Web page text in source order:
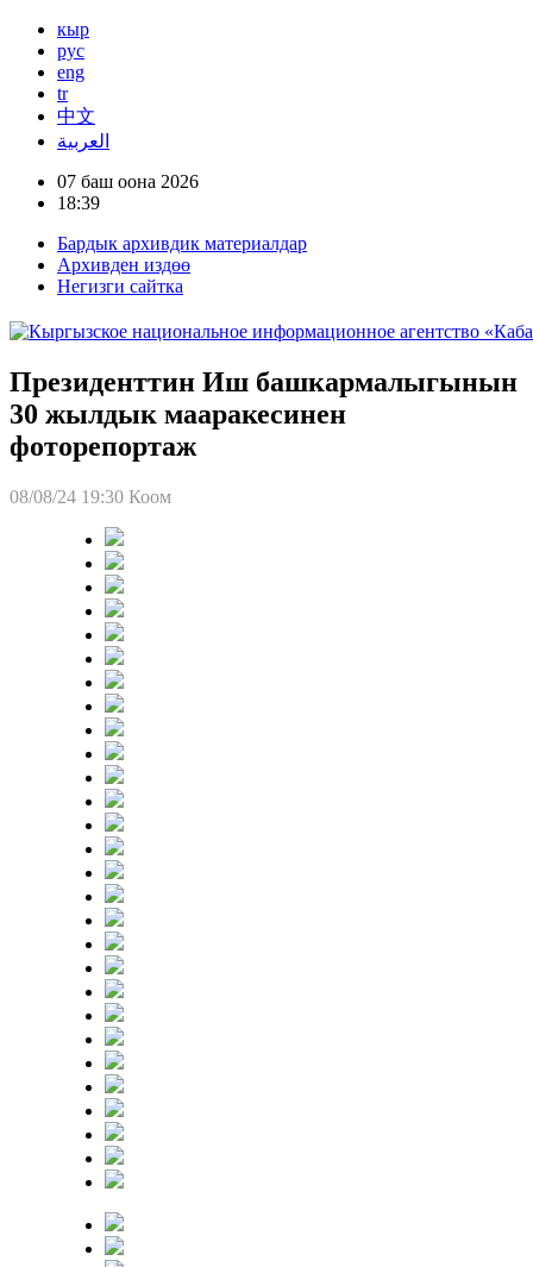
кыр
рус
eng
tr
中文
العربية
07 баш оона 2026
18:39
Бардык архивдик материалдар
Архивден издөө
Негизги сайтка
Президенттин Иш башкармалыгынын
30 жылдык мааракесинен
фоторепортаж
08/08/24 19:30 Коом